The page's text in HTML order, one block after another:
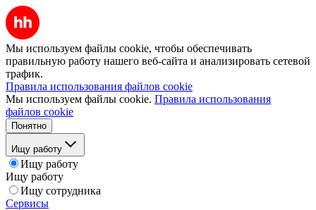
Мы используем файлы cookie, чтобы обеспечивать
правильную работу нашего веб-сайта и анализировать сетевой
трафик.
Правила использования файлов cookie
Мы используем файлы cookie. Правила использования
файлов cookie
Понятно
Ищу работу
Ищу работу
Ищу работу
Ищу сотрудника
Сервисы